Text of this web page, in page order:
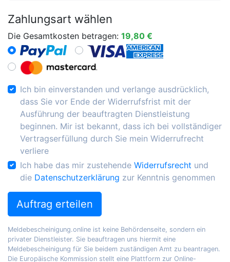
Zahlungsart wählen
Die Gesamtkosten betragen: 19,80 €
Ich bin einverstanden und verlange ausdrücklich,
dass Sie vor Ende der Widerrufsfrist mit der
Ausführung der beauftragten Dienstleistung
beginnen. Mir ist bekannt, dass ich bei vollständiger
Vertragserfüllung durch Sie mein Widerrufrecht
verliere
Ich habe das mir zustehende Widerrufsrecht und
die Datenschutzerklärung zur Kenntnis genommen
Auftrag erteilen
Meldebescheinigung.online ist keine Behördenseite, sondern ein
privater Dienstleister. Sie beauftragen uns hiermit eine
Meldebescheinigung für Sie beidem zuständigen Amt zu beantragen.
Die Europäische Kommission stellt eine Plattform zur Online-